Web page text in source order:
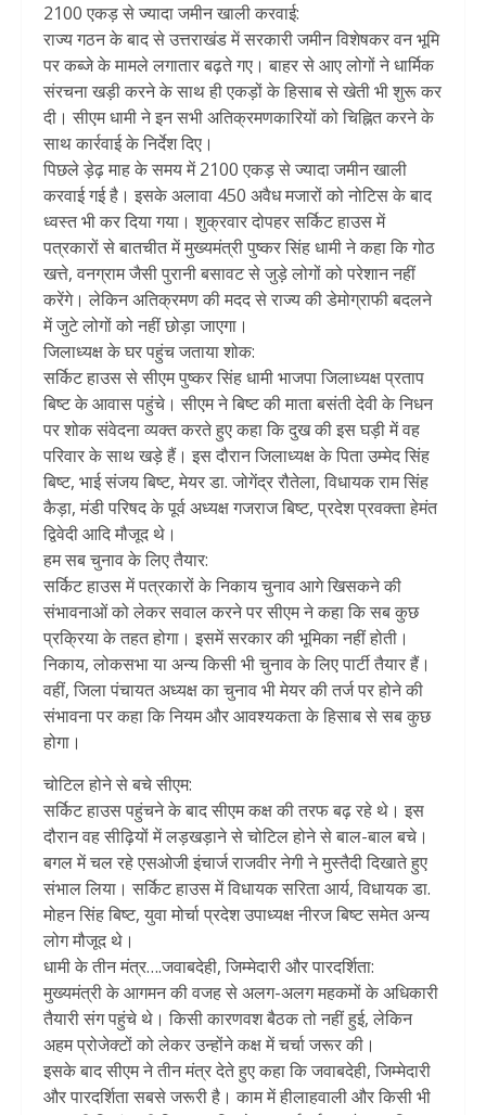
2100 एकड़ से ज्यादा जमीन खाली करवाई:
राज्य गठन के बाद से उत्तराखंड में सरकारी जमीन विशेषकर वन भूमि
पर कब्जे के मामले लगातार बढ़ते गए। बाहर से आए लोगों ने धार्मिक
संरचना खड़ी करने के साथ ही एकड़ों के हिसाब से खेती भी शुरू कर
दी। सीएम धामी ने इन सभी अतिक्रमणकारियों को चिह्नित करने के
साथ कार्रवाई के निर्देश दिए।
पिछले ड़ेढ़ माह के समय में 2100 एकड़ से ज्यादा जमीन खाली
करवाई गई है। इसके अलावा 450 अवैध मजारों को नोटिस के बाद
ध्वस्त भी कर दिया गया। शुक्रवार दोपहर सर्किट हाउस में
पत्रकारों से बातचीत में मुख्यमंत्री पुष्कर सिंह धामी ने कहा कि गोठ
खत्ते, वनग्राम जैसी पुरानी बसावट से जुड़े लोगों को परेशान नहीं
करेंगे। लेकिन अतिक्रमण की मदद से राज्य की डेमोग्राफी बदलने
में जुटे लोगों को नहीं छोड़ा जाएगा।
जिलाध्यक्ष के घर पहुंच जताया शोक:
सर्किट हाउस से सीएम पुष्कर सिंह धामी भाजपा जिलाध्यक्ष प्रताप
बिष्ट के आवास पहुंचे। सीएम ने बिष्ट की माता बसंती देवी के निधन
पर शोक संवेदना व्यक्त करते हुए कहा कि दुख की इस घड़ी में वह
परिवार के साथ खड़े हैं। इस दौरान जिलाध्यक्ष के पिता उम्मेद सिंह
बिष्ट, भाई संजय बिष्ट, मेयर डा. जोगेंद्र रौतेला, विधायक राम सिंह
कैड़ा, मंडी परिषद के पूर्व अध्यक्ष गजराज बिष्ट, प्रदेश प्रवक्ता हेमंत
द्विवेदी आदि मौजूद थे।
हम सब चुनाव के लिए तैयार:
सर्किट हाउस में पत्रकारों के निकाय चुनाव आगे खिसकने की
संभावनाओं को लेकर सवाल करने पर सीएम ने कहा कि सब कुछ
प्रक्रिया के तहत होगा। इसमें सरकार की भूमिका नहीं होती।
निकाय, लोकसभा या अन्य किसी भी चुनाव के लिए पार्टी तैयार हैं।
वहीं, जिला पंचायत अध्यक्ष का चुनाव भी मेयर की तर्ज पर होने की
संभावना पर कहा कि नियम और आवश्यकता के हिसाब से सब कुछ
होगा।
चोटिल होने से बचे सीएम:
सर्किट हाउस पहुंचने के बाद सीएम कक्ष की तरफ बढ़ रहे थे। इस
दौरान वह सीढ़ियों में लड़खड़ाने से चोटिल होने से बाल-बाल बचे।
बगल में चल रहे एसओजी इंचार्ज राजवीर नेगी ने मुस्तैदी दिखाते हुए
संभाल लिया। सर्किट हाउस में विधायक सरिता आर्य, विधायक डा.
मोहन सिंह बिष्ट, युवा मोर्चा प्रदेश उपाध्यक्ष नीरज बिष्ट समेत अन्य
लोग मौजूद थे।
धामी के तीन मंत्र….जवाबदेही, जिम्मेदारी और पारदर्शिता:
मुख्यमंत्री के आगमन की वजह से अलग-अलग महकमों के अधिकारी
तैयारी संग पहुंचे थे। किसी कारणवश बैठक तो नहीं हुई, लेकिन
अहम प्रोजेक्टों को लेकर उन्होंने कक्ष में चर्चा जरूर की।
इसके बाद सीएम ने तीन मंत्र देते हुए कहा कि जवाबदेही, जिम्मेदारी
और पारदर्शिता सबसे जरूरी है। काम में हीलाहवाली और किसी भी